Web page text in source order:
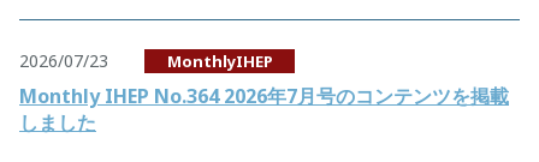
2026/07/23 MonthlyIHEP
Monthly IHEP No.364 2026年7月号のコンテンツを掲載
しました